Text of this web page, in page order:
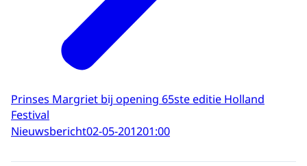
Prinses Margriet bij opening 65ste editie Holland
Festival
Nieuwsbericht02-05-201201:00